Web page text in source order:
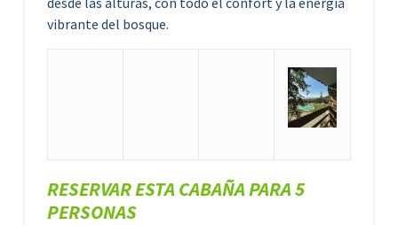
vibrante del bosque.
RESERVAR ESTA CABAÑA PARA 5
PERSONAS